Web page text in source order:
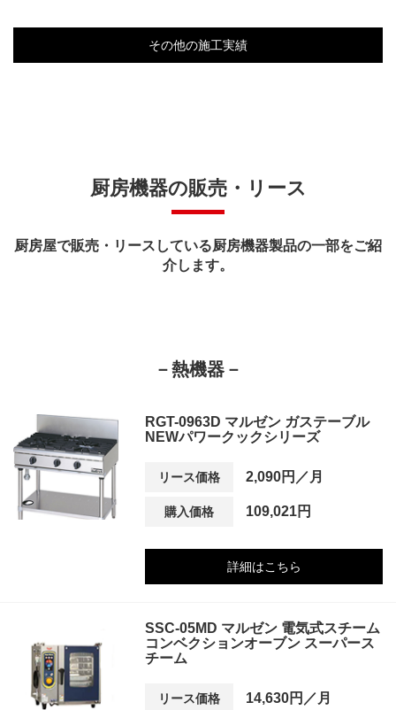
その他の施工実績
厨房機器の販売・リース
厨房屋で販売・リースしている厨房機器製品の一部をご紹
介します。
－熱機器－
RGT-0963D マルゼン ガステーブル
NEWパワークックシリーズ
リース価格 2,090円／月
購入価格 109,021円
詳細はこちら
SSC-05MD マルゼン 電気式スチーム
コンベクションオーブン スーパース
チーム
リース価格 14,630円／月